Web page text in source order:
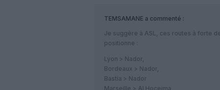
TEMSAMANE a commenté :
Je suggère à ASL, ces routes à forte
positionne :
Lyon > Nador,
Bordeaux > Nador,
Bastia > Nador
Marseille > Al Hoceima